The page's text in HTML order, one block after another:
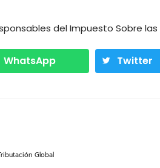
del Impuesto Sobre las
WhatsApp Twitter
Global